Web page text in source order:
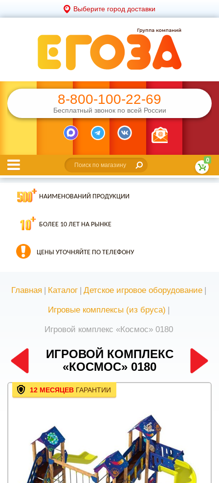
Выберите город доставки
8-800-100-22-69
Бесплатный звонок по всей России
0
НАИМЕНОВАНИЙ ПРОДУКЦИИ
БОЛЕЕ 10 ЛЕТ НА РЫНКЕ
ЦЕНЫ УТОЧНЯЙТЕ ПО ТЕЛЕФОНУ
Главная | Каталог | Детское игровое оборудование |
Игровые комплексы (из бруса) |
Игровой комплекс «Космос» 0180
ИГРОВОЙ КОМПЛЕКС
«КОСМОС» 0180
12 МЕСЯЦЕВ ГАРАНТИИ